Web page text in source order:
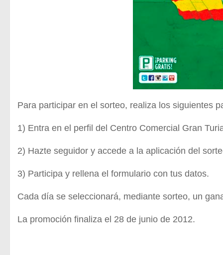
Para participar en el sorteo, realiza los siguientes
1) Entra en el perfil del Centro Comercial Gran
2) Hazte seguidor y accede a la aplicación del
3) Participa y rellena el formulario con tus datos.
Cada día se seleccionará, mediante sorteo, un
La promoción finaliza el 28 de junio de 2012.